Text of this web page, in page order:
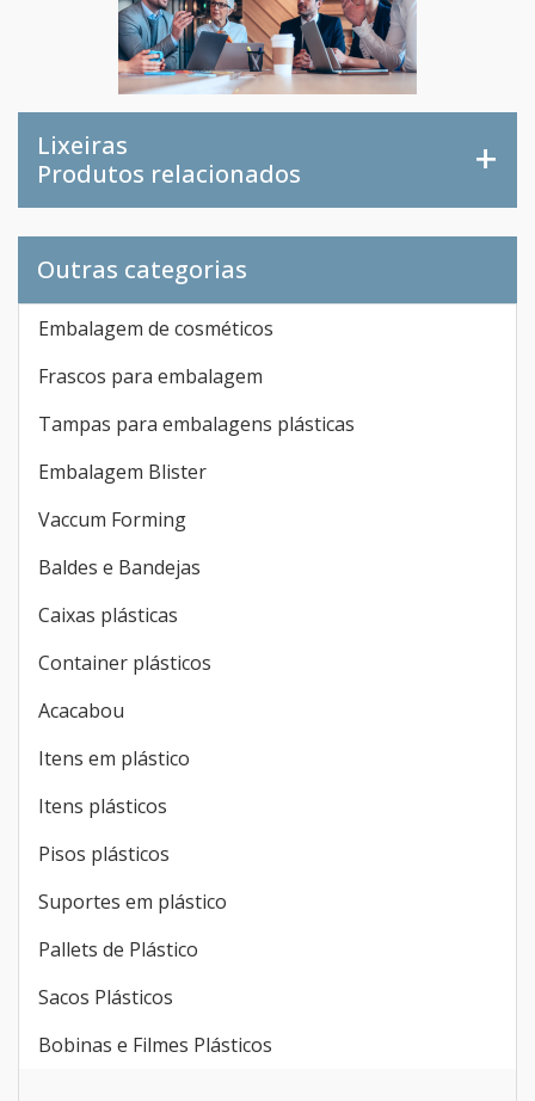
Lixeiras
Produtos relacionados
Outras categorias
Embalagem de cosméticos
Frascos para embalagem
Tampas para embalagens plásticas
Embalagem Blister
Vaccum Forming
Baldes e Bandejas
Caixas plásticas
Container plásticos
Acacabou
Itens em plástico
Itens plásticos
Pisos plásticos
Suportes em plástico
Pallets de Plástico
Sacos Plásticos
Bobinas e Filmes Plásticos